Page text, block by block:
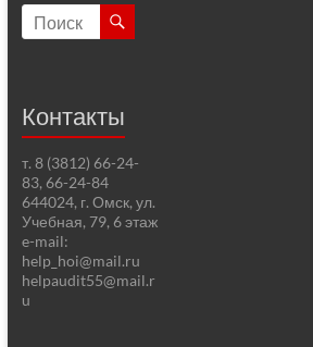
Контакты
т. 8 (3812) 66-24-
83, 66-24-84
644024, г. Омск, ул.
Учебная, 79, 6 этаж
e-mail:
help_hoi@mail.ru
helpaudit55@mail.r
u